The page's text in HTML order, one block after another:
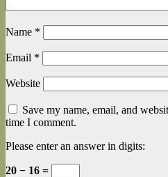
Name *
Email *
Website
Save my name, email, and
time I comment.
Please enter an answer in digits:
20 − 16 =